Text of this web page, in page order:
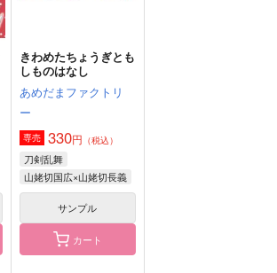
カンサカン参観
きわめたちょうぎとも
しものはなし
あめだまファクトリ
ー
専売 330円 （税込）
刀剣乱舞
山姥切国広×山姥切長義
サンプル
カート